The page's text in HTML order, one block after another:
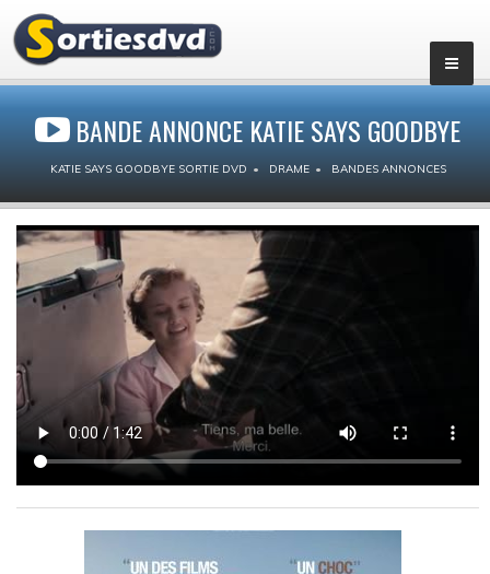
BANDE ANNONCE KATIE SAYS GOODBYE
KATIE SAYS GOODBYE SORTIE DVD DRAME BANDES ANNONCES